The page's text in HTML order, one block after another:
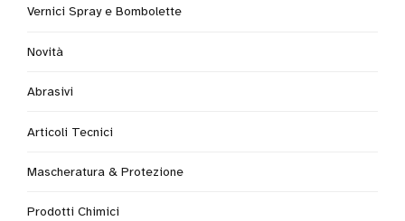
Vernici Spray e Bombolette
Novità
Abrasivi
Articoli Tecnici
Mascheratura & Protezione
Prodotti Chimici